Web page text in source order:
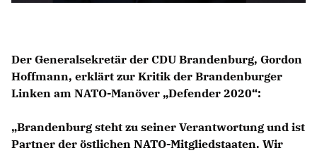
SPENDEN
Der Generalsekretär der CDU Brandenburg, Gordon
Hoffmann, erklärt zur Kritik der Brandenburger
Linken am NATO-Manöver „Defender 2020“:
Brandenburg steht zu seiner Verantwortung und ist
Partner der östlichen NATO-Mitgliedstaaten. Wir